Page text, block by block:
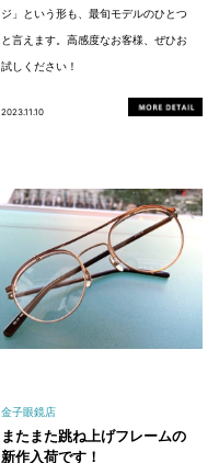
ジ」という形も、最旬モデルのひとつ
と言えます。高感度なお客様、ぜひお
試しください！
2023.11.10
金子眼鏡店
またまた跳ね上げフレームの
新作入荷です！